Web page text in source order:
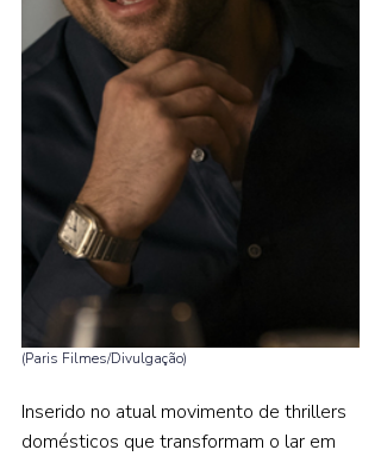
(Paris Filmes/Divulgação)
Inserido no atual movimento de thrillers
domésticos que transformam o lar em